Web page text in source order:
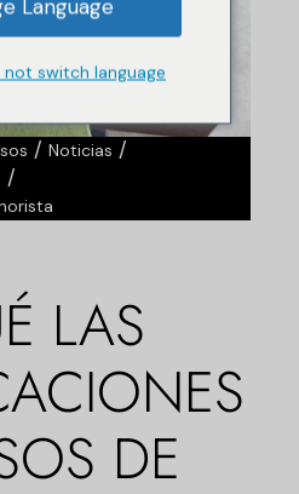
/Noticias /
/
LAS
DE
Language
switch language